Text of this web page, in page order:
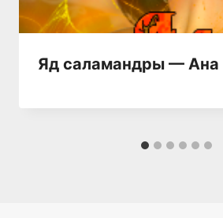
Яд саламандры — Ана